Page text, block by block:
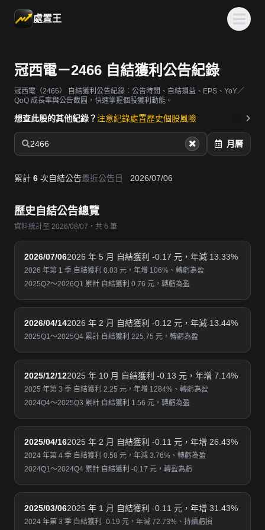
處置王
冠西電－2466 自結獲利公告紀錄
冠西電（2466）
自結獲利公告紀錄：公告時間、自結損益、EPS、YoY／
QoQ 成長率與公告截圖，快速掌握個股獲利動能。
想查此股的其他紀錄？ 注意紀錄處置歷史個股風險
2466 月曆
累計 6 次自結公告最近公告日 2026/07/06
歷史自結公告總覽
資料統計至 2026/08/07・共 6 筆
2026/07/062026 年 5 月 自結獲利 -0.17 元，年減 13.33%
2026 年第 1 季 自結獲利 0.03 元，年增 106%、轉虧為盈
2025Q2～2026Q1 累計 自結獲利 0.76 元，轉虧為盈
2026/04/142026 年 2 月 自結獲利 -0.12 元，年減 13.44%
2025Q1～2025Q4 累計 自結獲利 225.75 元，轉虧為盈
2025/12/122025 年 10 月 自結獲利 -0.13 元，年增 7.14%
2025 年第 3 季 自結獲利 2.25 元，年增 1284%、轉虧為盈
2024Q4～2025Q3 累計 自結獲利 1.56 元，轉虧為盈
2025/04/162025 年 2 月 自結獲利 -0.11 元，年增 26.43%
2024 年第 4 季 自結獲利 0.58 元，年減 3.76%、轉虧為盈
2024Q1～2024Q4 累計 自結獲利 -0.17 元，轉盈為虧
2025/03/062025 年 1 月 自結獲利 -0.11 元，年增 31.43%
2024 年第 3 季 自結獲利 -0.19 元，年減 72.73%、持續虧損